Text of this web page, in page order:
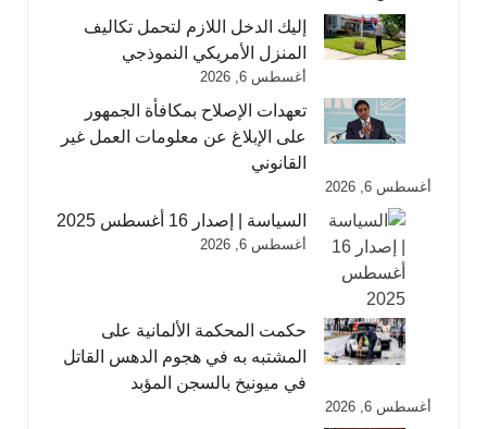
إليك الدخل اللازم لتحمل تكاليف
المنزل الأمريكي النموذجي
أغسطس 6, 2026
تعهدات الإصلاح بمكافأة الجمهور
على الإبلاغ عن معلومات العمل غير
القانوني
أغسطس 6, 2026
السياسة | إصدار 16 أغسطس 2025
أغسطس 6, 2026
حكمت المحكمة الألمانية على
المشتبه به في هجوم الدهس القاتل
في ميونيخ بالسجن المؤبد
أغسطس 6, 2026